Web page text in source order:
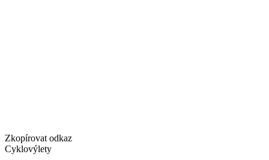
Zkopírovat odkaz
Cyklovýlety